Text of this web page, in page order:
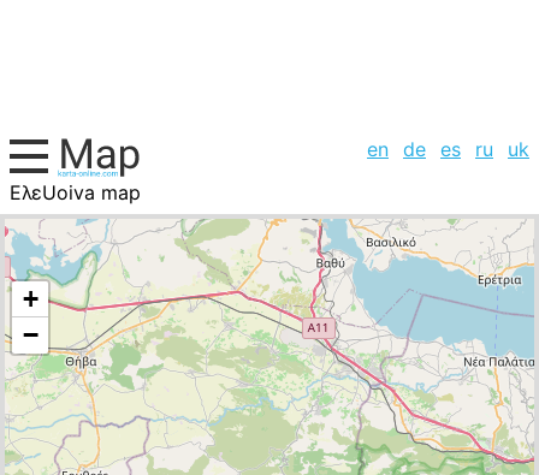
en de es ru
uk
EλεUoiva map
Greece, cities list
+
−